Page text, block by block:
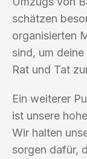
schätzen
organisierten
sind, um
Rat und Tat
Ein weiterer
ist unsere
Wir halten
sorgen dafür,